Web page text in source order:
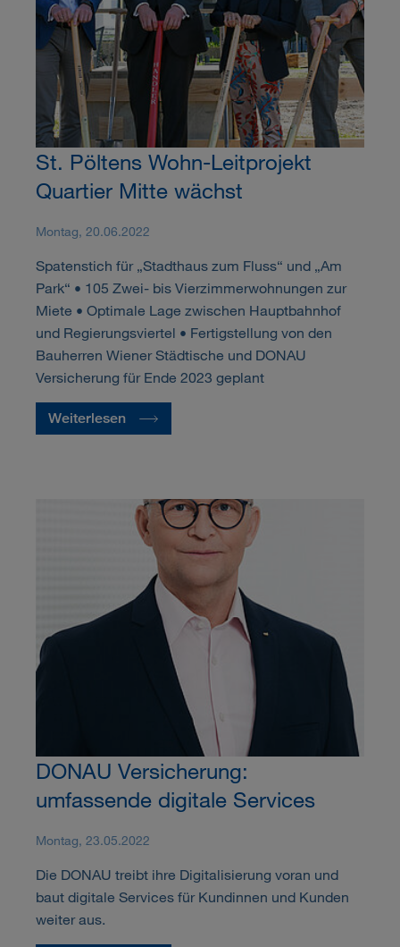
St. Pöltens Wohn-Leitprojekt
Quartier Mitte wächst
Montag, 20.06.2022
Spatenstich für „Stadthaus zum Fluss“ und „Am
Park“ • 105 Zwei- bis Vierzimmerwohnungen zur
Miete • Optimale Lage zwischen Hauptbahnhof
und Regierungsviertel • Fertigstellung von den
Bauherren Wiener Städtische und DONAU
Versicherung für Ende 2023 geplant
Weiterlesen
DONAU Versicherung:
umfassende digitale Services
Montag, 23.05.2022
Die DONAU treibt ihre Digitalisierung voran und
baut digitale Services für Kundinnen und Kunden
weiter aus.